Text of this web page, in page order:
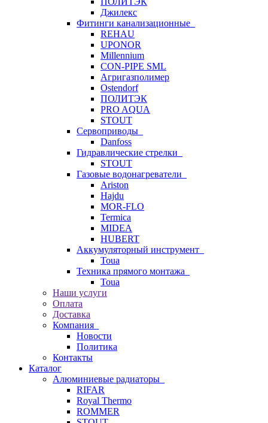
Джилекс
Фитинги канализационные
REHAU
UPONOR
Millennium
CON-PIPE SML
Агригазполимер
Ostendorf
ПОЛИТЭК
PRO AQUA
STOUT
Сервоприводы
Danfoss
Гидравлические стрелки
STOUT
Газовые водонагреватели
Ariston
Hajdu
MOR-FLO
Termica
MIDEA
HUBERT
Аккумуляторный инструмент
Toua
Техника прямого монтажа
Toua
Наши услуги
Оплата
Доставка
Компания
Новости
Политика
Контакты
Каталог
Алюминиевые радиаторы
RIFAR
Royal Thermo
ROMMER